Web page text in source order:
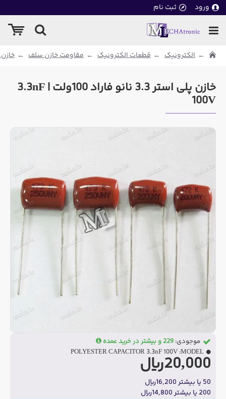
ورود ثبت نام
الکترونیک قطعات الکترونیک مقاومت خازن سلف
خازن پلی استر 3.3 نانو فاراد 100ولت | 3.3nF
100V
20,000ریال
50 یا بیشتر 16,200ریال
200 یا بیشتر 14,800ریال
موجودی: 229 و بیشتر در خرید عمده
MODEL:
POLYESTER CAPACITOR 3.3nF 100V